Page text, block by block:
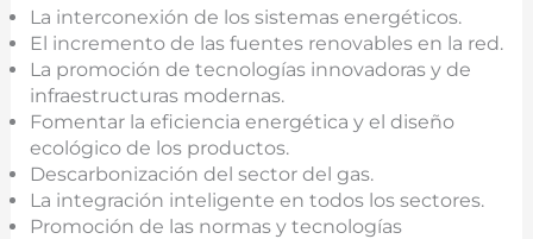
La interconexión de los sistemas energéticos.
El incremento de las fuentes renovables en la red.
La promoción de tecnologías innovadoras y de
infraestructuras modernas.
Fomentar la eficiencia energética y el diseño
ecológico de los productos.
Descarbonización del sector del gas.
La integración inteligente en todos los sectores.
Promoción de las normas y tecnologías